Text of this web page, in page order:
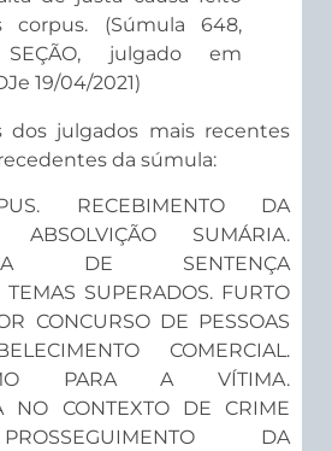
corpus. (Súmula 648,
SEÇÃO, julgado em
19/04/2021)
dos julgados mais recentes
da súmula:
RECEBIMENTO DA
SUMÁRIA.
DE SENTENÇA
TEMAS SUPERADOS. FURTO
CONCURSO DE PESSOAS
COMERCIAL.
PARA A VÍTIMA.
NO CONTEXTO DE CRIME
DA